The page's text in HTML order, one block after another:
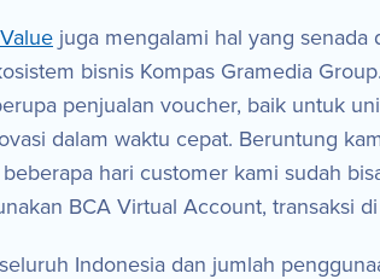
juga mengalami hal yang
bisnis Kompas Gramedia
penjualan voucher, baik untuk
dalam waktu cepat. Beruntung
hari customer kami sudah
BCA Virtual Account, transaksi
Indonesia dan jumlah